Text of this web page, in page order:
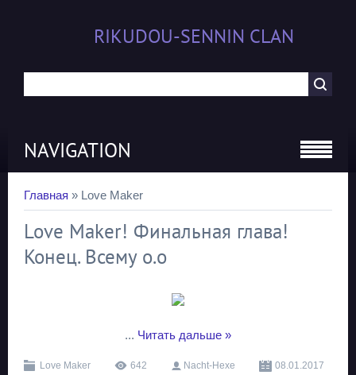
RIKUDOU-SENNIN CLAN
NAVIGATION
Главная » Love Maker
Love Maker! Финальная глава!
Конец. Всему о.о
... Читать дальше »
Love Maker 642 Nacht-Hexe
08.01.2017